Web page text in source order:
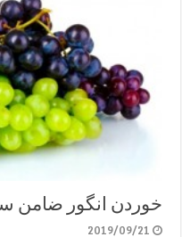
خوردن انگور ضامن
2019/09/21